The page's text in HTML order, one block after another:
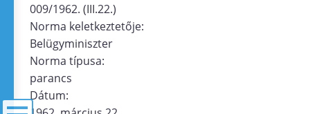
009/1962. (III.22.)
Norma keletkeztetője:
Belügyminiszter
Norma típusa:
parancs
Dátum: